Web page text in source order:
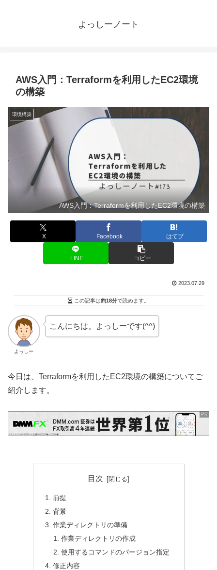
よっしーノート
AWS入門：Terraformを利用したEC2環境
の構築
環境構築
AWS入門：Terraformを利用したEC2環境の構築
X Facebook はてブ
LINE コピー
2023.07.29
この記事は約18分で読めます。
よっしー
こんにちは。よっしーです(^^)
今日は、Terraformを利用したEC2環境の構築についてご
紹介します。
目次
前提
背景
作業ディレクトリの準備
作業ディレクトリの作成
使用するコマンドのバージョン指定
修正内容